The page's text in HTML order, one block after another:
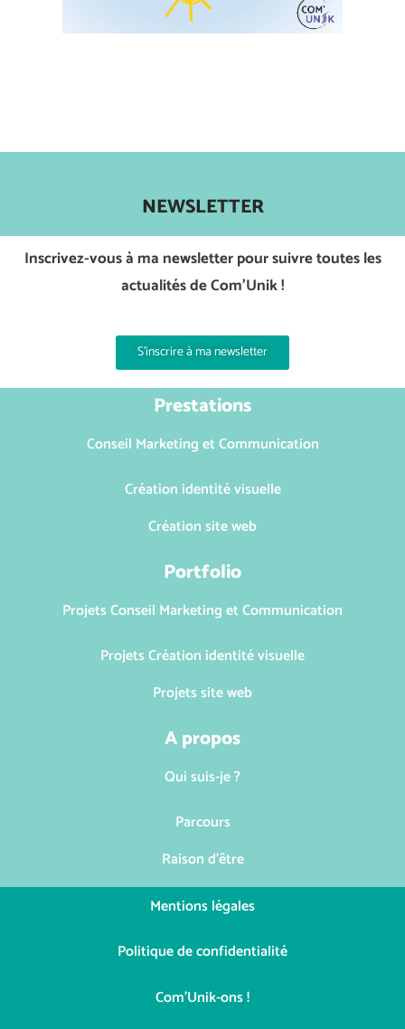
NEWSLETTER
Inscrivez-vous à ma newsletter pour suivre toutes les
actualités de Com’Unik !
S'inscrire à ma newsletter
Prestations
Conseil Marketing et Communication
Création identité visuelle
Création site web
Portfolio
Projets Conseil Marketing et Communication
Projets Création identité visuelle
Projets site web
A propos
Qui suis-je ?
Parcours
Raison d'être
Mentions légales
Politique de confidentialité
Com'Unik-ons !